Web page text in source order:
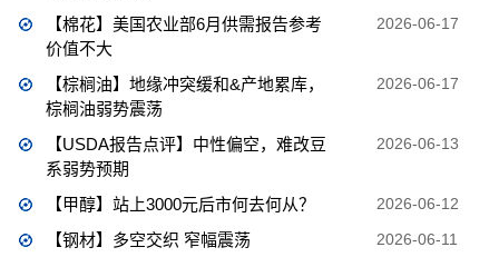
【棉花】美国农业部6月供需报告参考
价值不大
2026-06-17
【棕榈油】地缘冲突缓和&产地累库，
棕榈油弱势震荡
2026-06-17
【USDA报告点评】中性偏空，难改豆
系弱势预期
2026-06-13
【甲醇】站上3000元后市何去何从？ 2026-06-12
【钢材】多空交织 窄幅震荡 2026-06-11